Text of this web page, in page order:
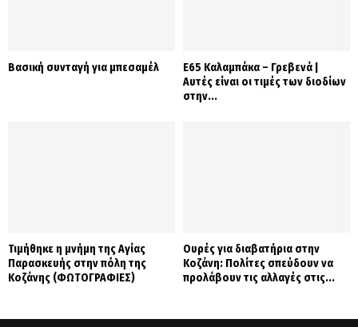
Βασική συνταγή για μπεσαμέλ
Ε65 Καλαμπάκα – Γρεβενά |
Αυτές είναι οι τιμές των διοδίων
στην...
Τιμήθηκε η μνήμη της Αγίας
Παρασκευής στην πόλη της
Κοζάνης (ΦΩΤΟΓΡΑΦΙΕΣ)
Ουρές για διαβατήρια στην
Κοζάνη: Πολίτες σπεύδουν να
προλάβουν τις αλλαγές στις...